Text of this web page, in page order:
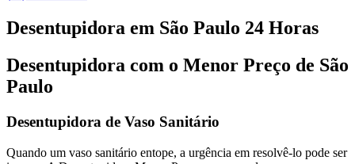
Desentupidora em São Paulo 24 Horas
Desentupidora com o Menor Preço de São
Paulo
Desentupidora de Vaso Sanitário
Quando um vaso sanitário entope, a urgência em resolvê-lo pode ser